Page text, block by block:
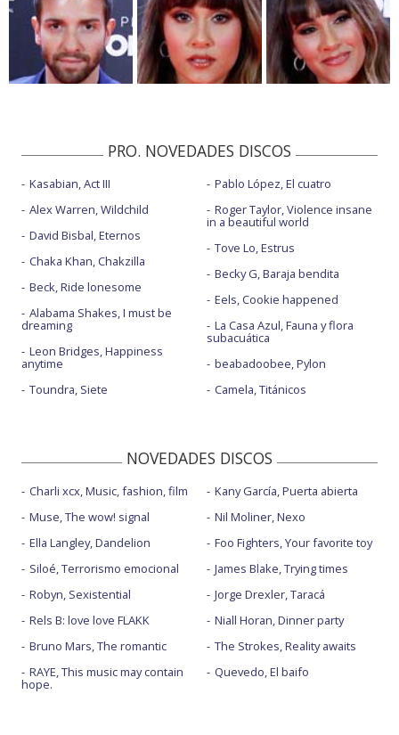
PRO. NOVEDADES DISCOS
Kasabian, Act III
Alex Warren, Wildchild
David Bisbal, Eternos
Chaka Khan, Chakzilla
Beck, Ride lonesome
Alabama Shakes, I must be
dreaming
Leon Bridges, Happiness
anytime
Toundra, Siete
Pablo López, El cuatro
Roger Taylor, Violence insane
in a beautiful world
Tove Lo, Estrus
Becky G, Baraja bendita
Eels, Cookie happened
La Casa Azul, Fauna y flora
subacuática
beabadoobee, Pylon
Camela, Titánicos
NOVEDADES DISCOS
Charli xcx, Music, fashion, film
Muse, The wow! signal
Ella Langley, Dandelion
Siloé, Terrorismo emocional
Robyn, Sexistential
Rels B: love love FLAKK
Bruno Mars, The romantic
RAYE, This music may contain
hope.
Kany García, Puerta abierta
Nil Moliner, Nexo
Foo Fighters, Your favorite toy
James Blake, Trying times
Jorge Drexler, Taracá
Niall Horan, Dinner party
The Strokes, Reality awaits
Quevedo, El baifo